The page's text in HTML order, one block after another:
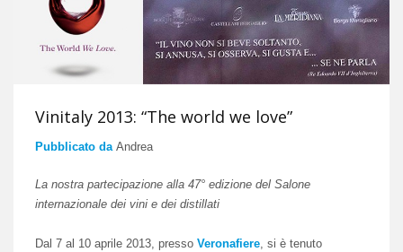
Vinitaly 2013: “The world we love”
Pubblicato da Andrea
La nostra partecipazione alla 47° edizione del Salone
internazionale dei vini e dei distillati
Dal 7 al 10 aprile 2013, presso Veronafiere, si è tenuto